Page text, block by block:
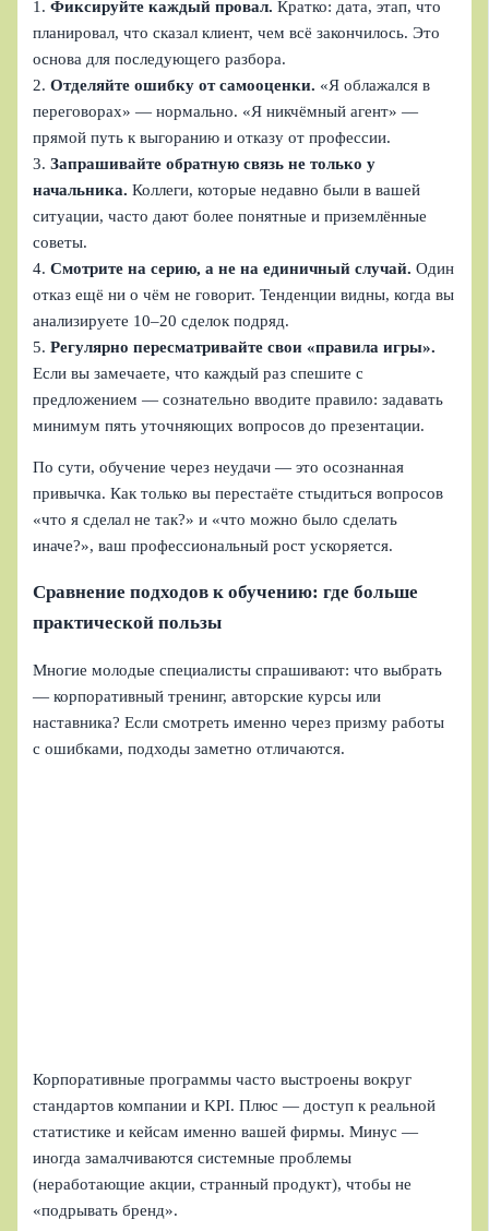
1.Фиксируйте каждый провал. Кратко: дата, этап, что
планировал, что сказал клиент, чем всё закончилось. Это
основа для последующего разбора.
2.Отделяйте ошибку от самооценки. «Я облажался в
переговорах» — нормально. «Я никчёмный агент» —
прямой путь к выгоранию и отказу от профессии.
3.Запрашивайте обратную связь не только у
начальника. Коллеги, которые недавно были в вашей
ситуации, часто дают более понятные и приземлённые
советы.
4.Смотрите на серию, а не на единичный случай. Один
отказ ещё ни о чём не говорит. Тенденции видны, когда вы
анализируете 10–20 сделок подряд.
5.Регулярно пересматривайте свои «правила игры».
Если вы замечаете, что каждый раз спешите с
предложением — сознательно вводите правило: задавать
минимум пять уточняющих вопросов до презентации.
По сути, обучение через неудачи — это осознанная
привычка. Как только вы перестаёте стыдиться вопросов
«что я сделал не так?» и «что можно было сделать
иначе?», ваш профессиональный рост ускоряется.
Сравнение подходов к обучению: где больше
практической пользы
Многие молодые специалисты спрашивают: что выбрать
— корпоративный тренинг, авторские курсы или
наставника? Если смотреть именно через призму работы
с ошибками, подходы заметно отличаются.
Корпоративные программы часто выстроены вокруг
стандартов компании и KPI. Плюс — доступ к реальной
статистике и кейсам именно вашей фирмы. Минус —
иногда замалчиваются системные проблемы
(неработающие акции, странный продукт), чтобы не
«подрывать бренд».